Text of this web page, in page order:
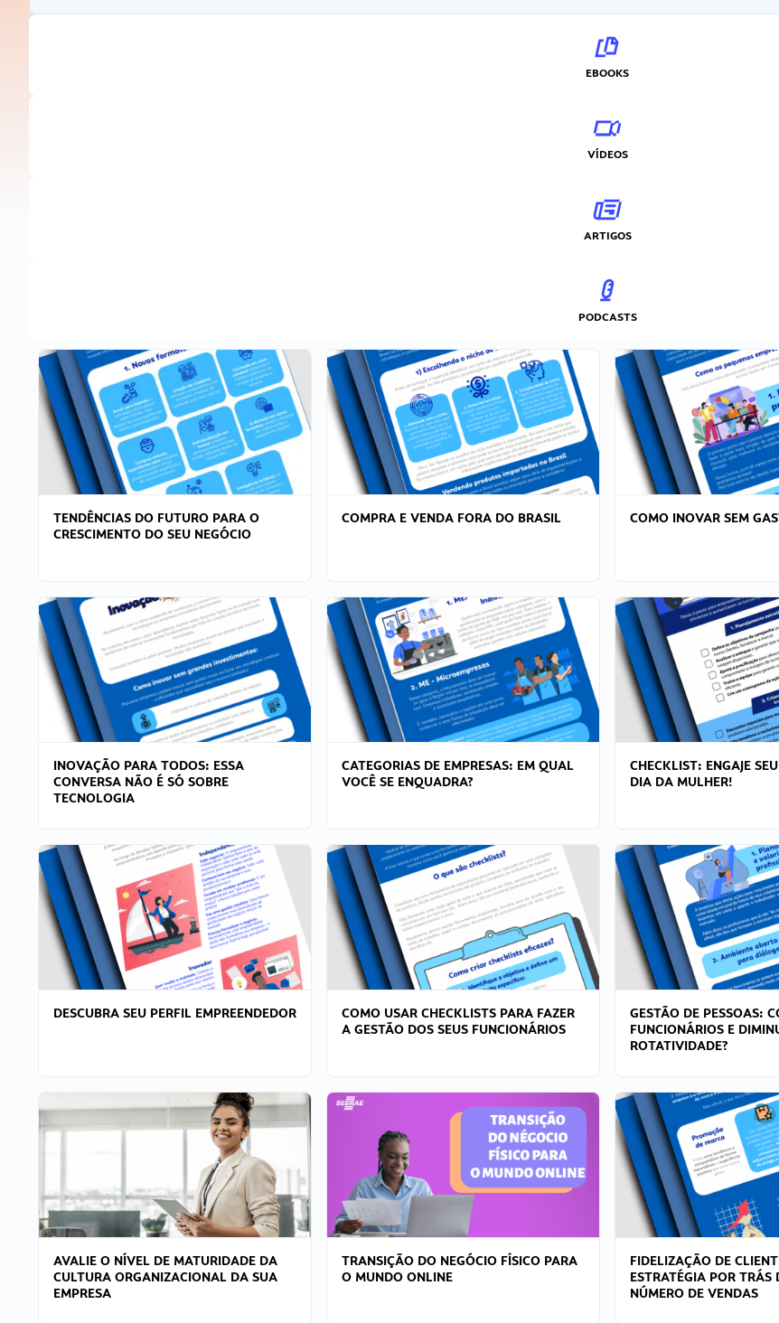
EBOOKS
VÍDEOS
ARTIGOS
PODCASTS
TENDÊNCIAS DO FUTURO PARA O
CRESCIMENTO DO SEU NEGÓCIO
COMPRA E VENDA FORA DO BRASIL COMO INOVAR SEM
INOVAÇÃO PARA TODOS: ESSA
CONVERSA NÃO É SÓ SOBRE
TECNOLOGIA
CATEGORIAS DE EMPRESAS: EM QUAL
VOCÊ SE ENQUADRA?
CHECKLIST: ENGAJE
DIA DA MULHER!
DESCUBRA SEU PERFIL EMPREENDEDOR
COMO USAR CHECKLISTS PARA FAZER
A GESTÃO DOS SEUS FUNCIONÁRIOS
GESTÃO DE PESSOAS:
FUNCIONÁRIOS E
ROTATIVIDADE?
AVALIE O NÍVEL DE MATURIDADE DA
CULTURA ORGANIZACIONAL DA SUA
EMPRESA
TRANSIÇÃO DO NEGÓCIO FÍSICO PARA
O MUNDO ONLINE
FIDELIZAÇÃO DE
ESTRATÉGIA POR TRÁS
NÚMERO DE VENDAS